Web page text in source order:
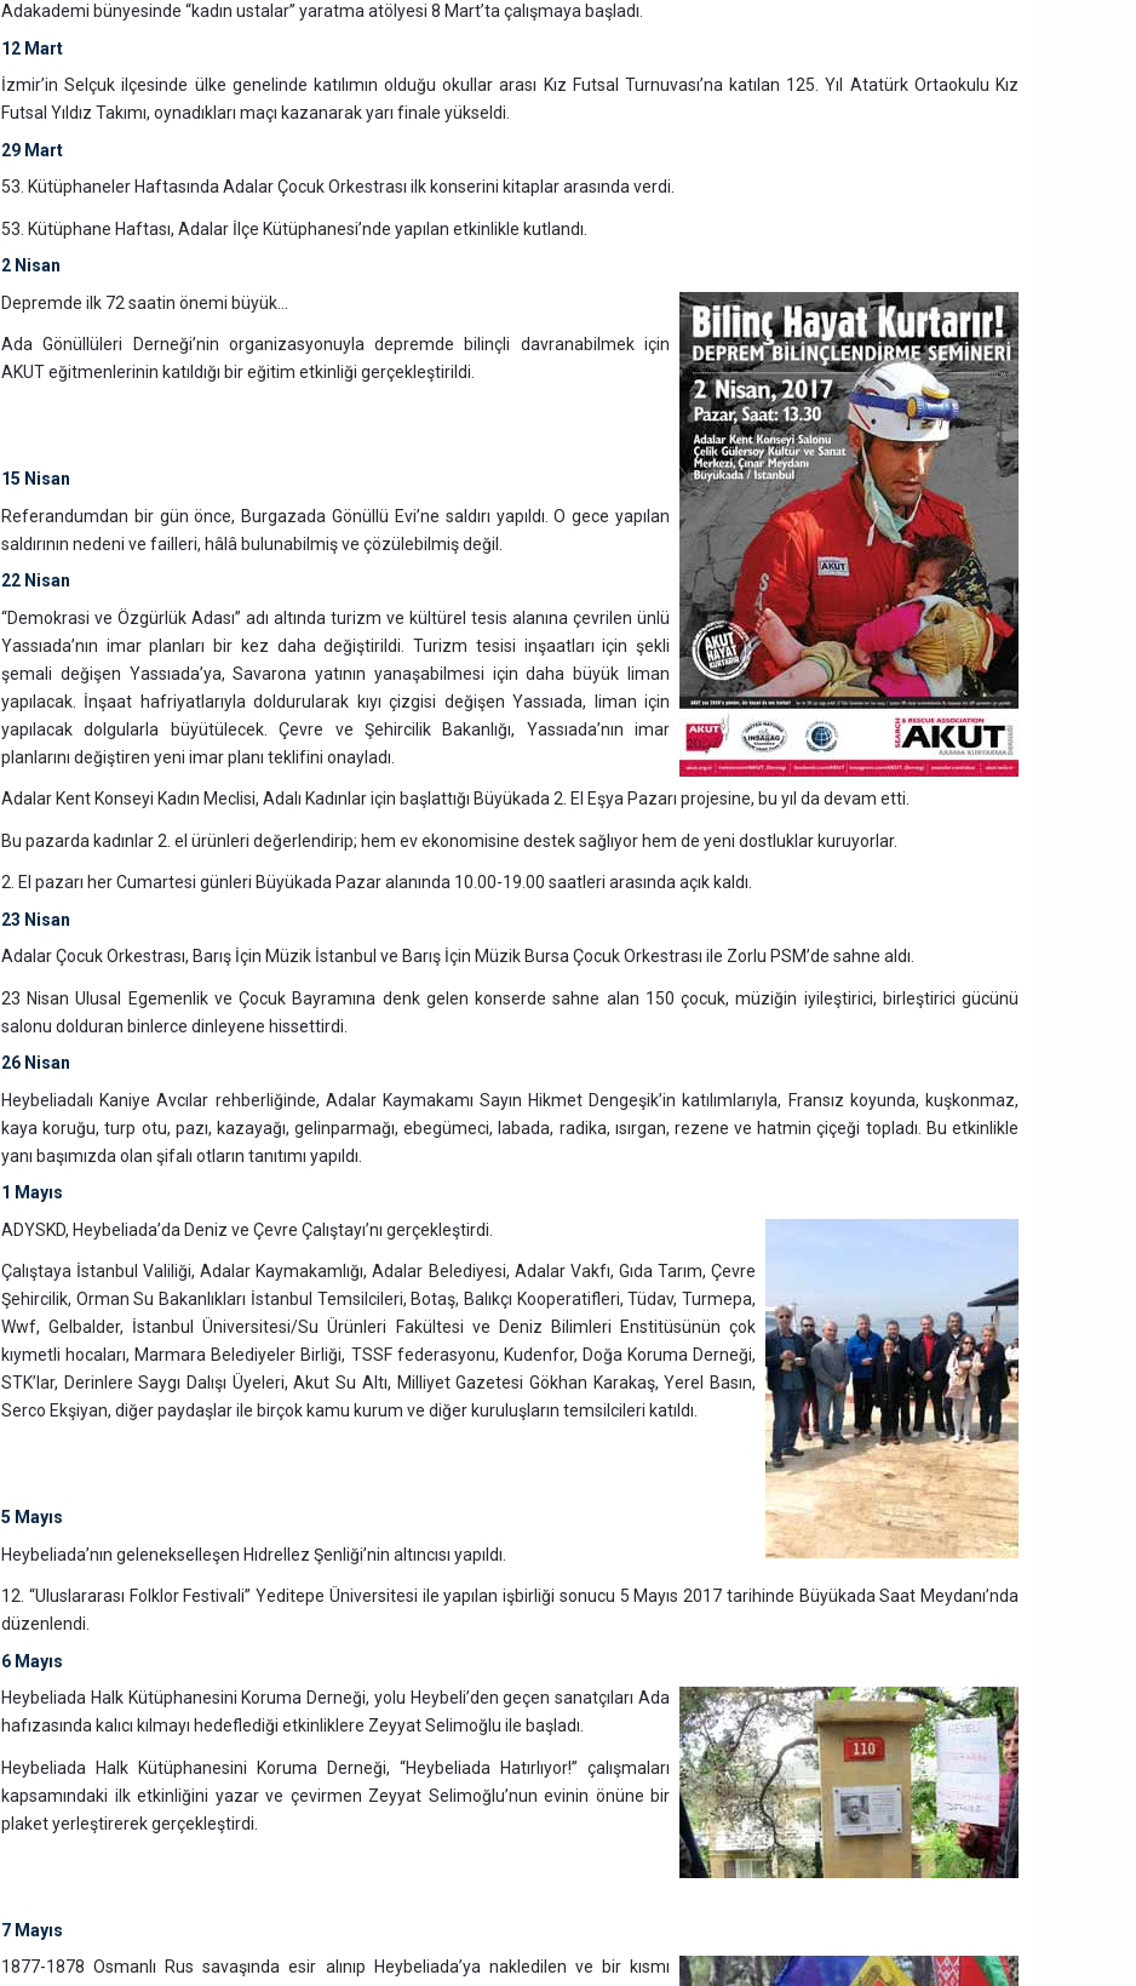
Adakademi bünyesinde “kadın ustalar” yaratma atölyesi 8 Mart’ta çalışmaya başladı.
12 Mart
İzmir’in Selçuk ilçesinde ülke genelinde katılımın olduğu okullar arası Kız Futsal Turnuvası’na katılan 125. Yıl Atatürk Ortaokulu Kız
Futsal Yıldız Takımı, oynadıkları maçı kazanarak yarı finale yükseldi.
29 Mart
53. Kütüphaneler Haftasında Adalar Çocuk Orkestrası ilk konserini kitaplar arasında verdi.
53. Kütüphane Haftası, Adalar İlçe Kütüphanesi’nde yapılan etkinlikle kutlandı.
2 Nisan
Depremde ilk 72 saatin önemi büyük...
Ada Gönüllüleri Derneği’nin organizasyonuyla depremde bilinçli davranabilmek için
AKUT eğitmenlerinin katıldığı bir eğitim etkinliği gerçekleştirildi.
15 Nisan
Referandumdan bir gün önce, Burgazada Gönüllü Evi’ne saldırı yapıldı. O gece yapılan
saldırının nedeni ve failleri, hâlâ bulunabilmiş ve çözülebilmiş değil.
22 Nisan
“Demokrasi ve Özgürlük Adası” adı altında turizm ve kültürel tesis alanına çevrilen ünlü
Yassıada’nın imar planları bir kez daha değiştirildi. Turizm tesisi inşaatları için şekli
şemali değişen Yassıada’ya, Savarona yatının yanaşabilmesi için daha büyük liman
yapılacak. İnşaat hafriyatlarıyla doldurularak kıyı çizgisi değişen Yassıada, liman için
yapılacak dolgularla büyütülecek. Çevre ve Şehircilik Bakanlığı, Yassıada’nın imar
planlarını değiştiren yeni imar planı teklifini onayladı.
Adalar Kent Konseyi Kadın Meclisi, Adalı Kadınlar için başlattığı Büyükada 2. El Eşya Pazarı projesine, bu yıl da devam etti.
Bu pazarda kadınlar 2. el ürünleri değerlendirip; hem ev ekonomisine destek sağlıyor hem de yeni dostluklar kuruyorlar.
2. El pazarı her Cumartesi günleri Büyükada Pazar alanında 10.00-19.00 saatleri arasında açık kaldı.
23 Nisan
Adalar Çocuk Orkestrası, Barış İçin Müzik İstanbul ve Barış İçin Müzik Bursa Çocuk Orkestrası ile Zorlu PSM’de sahne aldı.
23 Nisan Ulusal Egemenlik ve Çocuk Bayramına denk gelen konserde sahne alan 150 çocuk, müziğin iyileştirici, birleştirici gücünü
salonu dolduran binlerce dinleyene hissettirdi.
26 Nisan
Heybeliadalı Kaniye Avcılar rehberliğinde, Adalar Kaymakamı Sayın Hikmet Dengeşik’in katılımlarıyla, Fransız koyunda, kuşkonmaz,
kaya koruğu, turp otu, pazı, kazayağı, gelinparmağı, ebegümeci, labada, radika, ısırgan, rezene ve hatmin çiçeği topladı. Bu etkinlikle
yanı başımızda olan şifalı otların tanıtımı yapıldı.
1 Mayıs
ADYSKD, Heybeliada’da Deniz ve Çevre Çalıştayı’nı gerçekleştirdi.
Çalıştaya İstanbul Valiliği, Adalar Kaymakamlığı, Adalar Belediyesi, Adalar Vakfı, Gıda Tarım, Çevre
Şehircilik, Orman Su Bakanlıkları İstanbul Temsilcileri, Botaş, Balıkçı Kooperatifleri, Tüdav, Turmepa,
Wwf, Gelbalder, İstanbul Üniversitesi/Su Ürünleri Fakültesi ve Deniz Bilimleri Enstitüsünün çok
kıymetli hocaları, Marmara Belediyeler Birliği, TSSF federasyonu, Kudenfor, Doğa Koruma Derneği,
STK’lar, Derinlere Saygı Dalışı Üyeleri, Akut Su Altı, Milliyet Gazetesi Gökhan Karakaş, Yerel Basın,
Serco Ekşiyan, diğer paydaşlar ile birçok kamu kurum ve diğer kuruluşların temsilcileri katıldı.
5 Mayıs
Heybeliada’nın gelenekselleşen Hıdrellez Şenliği’nin altıncısı yapıldı.
12. “Uluslararası Folklor Festivali” Yeditepe Üniversitesi ile yapılan işbirliği sonucu 5 Mayıs 2017 tarihinde Büyükada Saat Meydanı’nda
düzenlendi.
6 Mayıs
Heybeliada Halk Kütüphanesini Koruma Derneği, yolu Heybeli’den geçen sanatçıları Ada
hafızasında kalıcı kılmayı hedeflediği etkinliklere Zeyyat Selimoğlu ile başladı.
Heybeliada Halk Kütüphanesini Koruma Derneği, “Heybeliada Hatırlıyor!” çalışmaları
kapsamındaki ilk etkinliğini yazar ve çevirmen Zeyyat Selimoğlu’nun evinin önüne bir
plaket yerleştirerek gerçekleştirdi.
7 Mayıs
1877-1878 Osmanlı Rus savaşında esir alınıp Heybeliada’ya nakledilen ve bir kısmı